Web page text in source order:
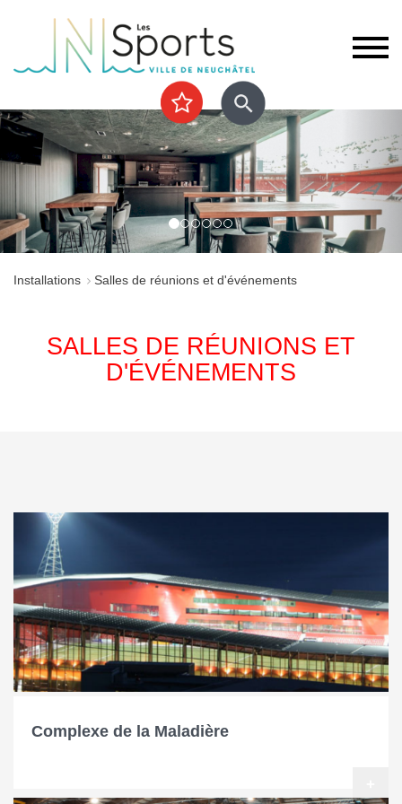
Précédent
Installations Salles de réunions et d'événements
SALLES DE RÉUNIONS ET
D'ÉVÉNEMENTS
Complexe de la Maladière